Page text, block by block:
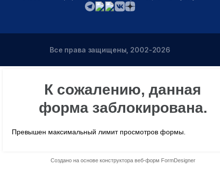
Все права защищены, 2002-2026